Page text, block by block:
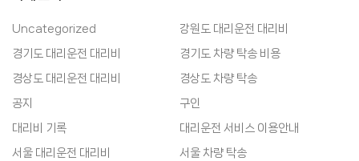
Uncategorized
강원도 대리운전 대리비
경기도 대리운전 대리비
경기도 차량 탁송 비용
경상도 대리운전 대리비
경상도 차량 탁송
공지
구인
대리비 기록
대리운전 서비스 이용안내
서울 대리운전 대리비
서울 차량 탁송